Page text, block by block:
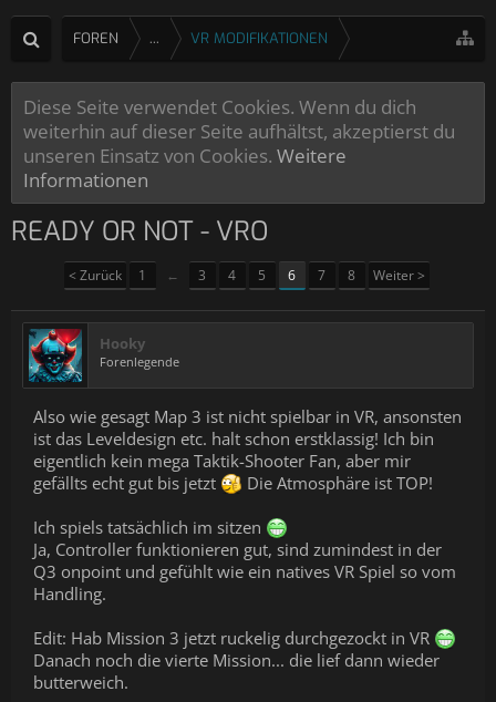
FOREN ... VR MODIFIKATIONEN
Diese Seite verwendet Cookies. Wenn du dich
weiterhin auf dieser Seite aufhältst, akzeptierst du
unseren Einsatz von Cookies. Weitere
Informationen
READY OR NOT - VRO
< Zurück 1 ← 3 4 5 6 7 8 Weiter >
Hooky
Forenlegende
Also wie gesagt Map 3 ist nicht spielbar in VR, ansonsten
ist das Leveldesign etc. halt schon erstklassig! Ich bin
eigentlich kein mega Taktik-Shooter Fan, aber mir
gefällts echt gut bis jetzt
Die Atmosphäre ist TOP!
Ich spiels tatsächlich im sitzen
Ja, Controller funktionieren gut, sind zumindest in der
Q3 onpoint und gefühlt wie ein natives VR Spiel so vom
Handling.
Edit: Hab Mission 3 jetzt ruckelig durchgezockt in VR
Danach noch die vierte Mission... die lief dann wieder
butterweich.